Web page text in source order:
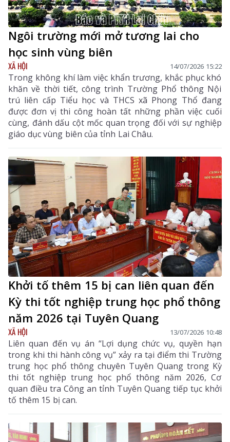
Ngôi trường mới mở tương lai cho
học sinh vùng biên
XÃ HỘI 14/07/2026 15:22
Trong không khí làm việc khẩn trương, khắc phục khó
khăn về thời tiết, công trình Trường Phổ thông Nội
trú liên cấp Tiểu học và THCS xã Phong Thổ đang
được đơn vị thi công hoàn tất những phần việc cuối
cùng, đánh dấu cột mốc quan trọng đối với sự nghiệp
giáo dục vùng biên của tỉnh Lai Châu.
Khởi tố thêm 15 bị can liên quan đến
Kỳ thi tốt nghiệp trung học phổ thông
năm 2026 tại Tuyên Quang
XÃ HỘI 13/07/2026 10:48
Liên quan đến vụ án “Lợi dụng chức vụ, quyền hạn
trong khi thi hành công vụ” xảy ra tại điểm thi Trường
trung học phổ thông chuyên Tuyên Quang trong Kỳ
thi tốt nghiệp trung học phổ thông năm 2026, Cơ
quan điều tra Công an tỉnh Tuyên Quang tiếp tục khởi
tố thêm 15 bị can.